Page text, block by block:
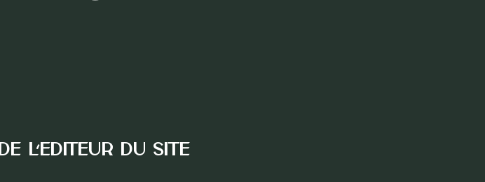
l’éditeur du site